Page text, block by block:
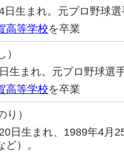
日生まれ。元プロ野球
高等学校を卒業
）
生まれ。元プロ野球選
高等学校を卒業
り）
日生まれ、1989年4月
）。